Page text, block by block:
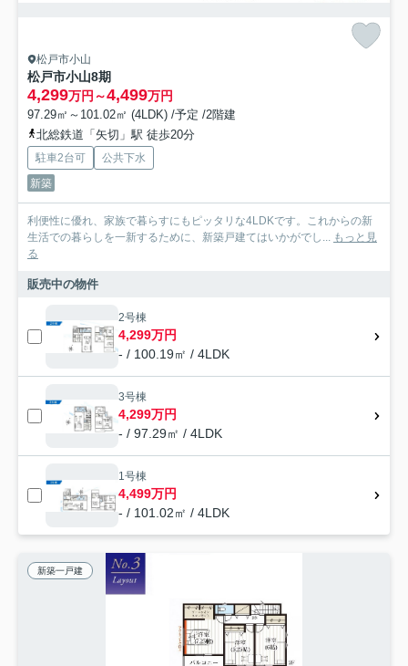
松戸市小山
松戸市小山8期
4,299万円～4,499万円
97.29㎡～101.02㎡ (4LDK) /予定 /2階建
北総鉄道「矢切」駅 徒歩20分
駐車2台可
公共下水
新築
利便性に優れ、家族で暮らすにもピッタリな4LDKです。これからの新
生活での暮らしを一新するために、新築戸建てはいかがでし... もっと見
る
販売中の物件
2号棟
4,299万円
- / 100.19㎡ / 4LDK
3号棟
4,299万円
- / 97.29㎡ / 4LDK
1号棟
4,499万円
- / 101.02㎡ / 4LDK
新築一戸建